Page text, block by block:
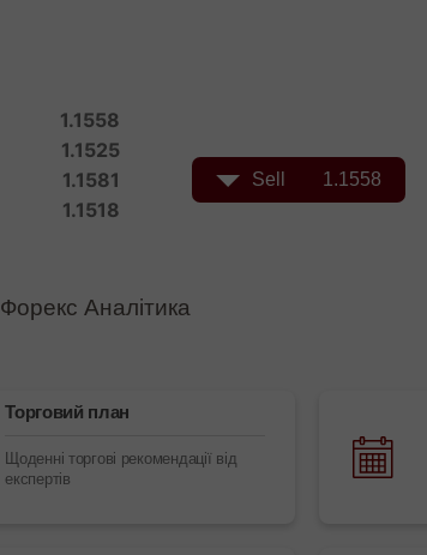
Форекс Аналітика
Торговий план
Щоденні торгові рекомендації від
експертів